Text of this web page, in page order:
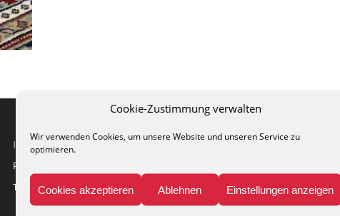
Cookie-Zustimmung verwalten
Wir verwenden Cookies, um unsere Website und unseren Service zu
optimieren.
Cookies akzeptieren Ablehnen Einstellungen anzeigen
INFO
Pflegehinweise
Teppich-Lexikon
Katalog anfordern
Presse